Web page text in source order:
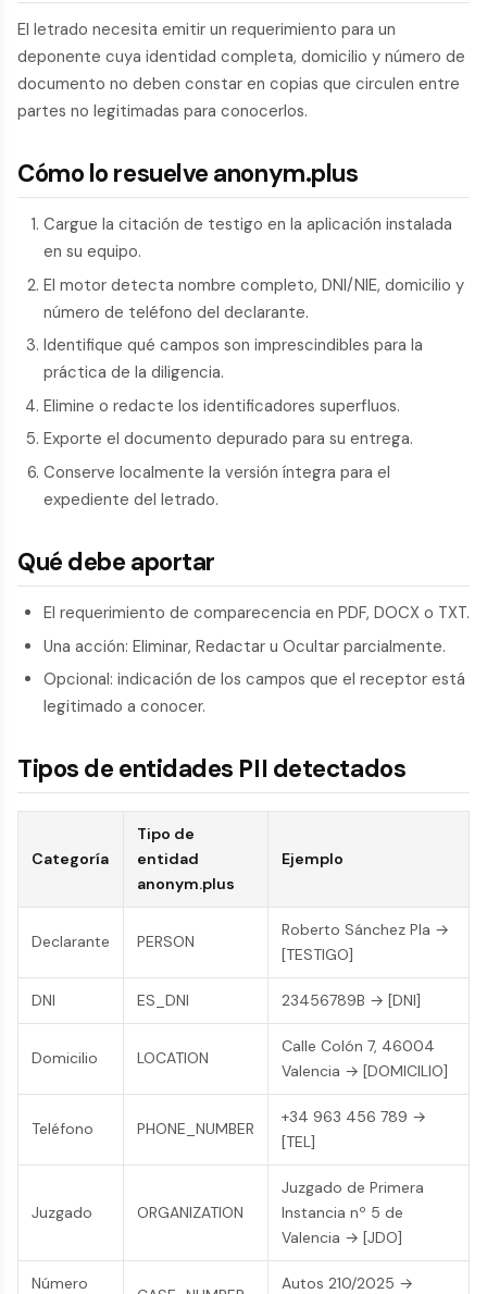
El letrado necesita emitir un requerimiento para un
deponente cuya identidad completa, domicilio y número de
documento no deben constar en copias que circulen entre
partes no legitimadas para conocerlos.
Cómo lo resuelve anonym.plus
Cargue la citación de testigo en la aplicación instalada
en su equipo.
El motor detecta nombre completo, DNI/NIE, domicilio y
número de teléfono del declarante.
Identifique qué campos son imprescindibles para la
práctica de la diligencia.
Elimine o redacte los identificadores superfluos.
Exporte el documento depurado para su entrega.
Conserve localmente la versión íntegra para el
expediente del letrado.
Qué debe aportar
El requerimiento de comparecencia en PDF, DOCX o TXT.
Una acción: Eliminar, Redactar u Ocultar parcialmente.
Opcional: indicación de los campos que el receptor está
legitimado a conocer.
Tipos de entidades PII detectados
Categoría
Tipo de
entidad
anonym.plus
Ejemplo
Declarante PERSON
Roberto Sánchez Pla →
[TESTIGO]
DNI ES_DNI 23456789B → [DNI]
Domicilio LOCATION
Calle Colón 7, 46004
Valencia → [DOMICILIO]
Teléfono PHONE_NUMBER
+34 963 456 789 →
[TEL]
Juzgado ORGANIZATION
Juzgado de Primera
Instancia nº 5 de
Valencia → [JDO]
Número Autos 210/2025 →